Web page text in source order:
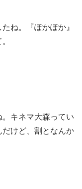
ね。『ぽかぽか』
。キネマ大森ってい
だけど、割となんか